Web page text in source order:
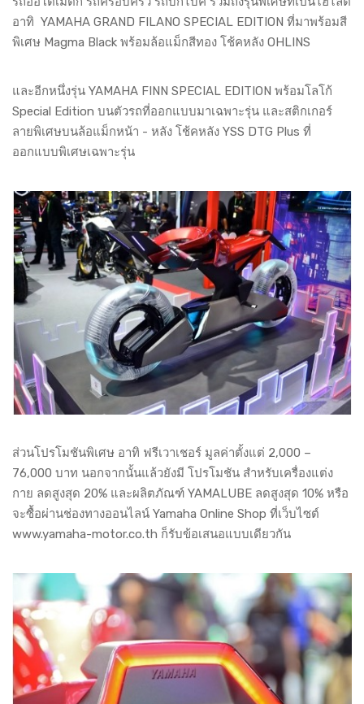
อาทิ YAMAHA GRAND FILANO SPECIAL EDITION ที่มาพร้อมสี
พิเศษ Magma Black พร้อมล้อแม็กสีทอง โช้คหลัง OHLINS
และอีกหนึ่งรุ่น YAMAHA FINN SPECIAL EDITION พร้อมโลโก้
Special Edition บนตัวรถที่ออกแบบมาเฉพาะรุ่น และสติกเกอร์
ลายพิเศษบนล้อแม็กหน้า - หลัง โช้คหลัง YSS DTG Plus ที่
ออกแบบพิเศษเฉพาะรุ่น
ส่วนโปรโมชันพิเศษ อาทิ ฟรีเวาเชอร์ มูลค่าตั้งแต่ 2,000 –
76,000 บาท นอกจากนั้นแล้วยังมี โปรโมชัน สำหรับเครื่องแต่ง
กาย ลดสูงสุด 20% และผลิตภัณฑ์ YAMALUBE ลดสูงสุด 10% หรือ
จะซื้อผ่านช่องทางออนไลน์ Yamaha Online Shop ที่เว็บไซต์
www.yamaha-motor.co.th ก็รับข้อเสนอแบบเดียวกัน